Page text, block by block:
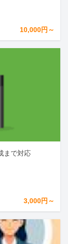
10,000円～
まで対応
3,000円～